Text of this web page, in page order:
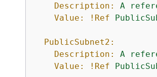
Description:
A
Value:
!Ref
PublicSubnet2:
Description:
A
Value:
!Ref